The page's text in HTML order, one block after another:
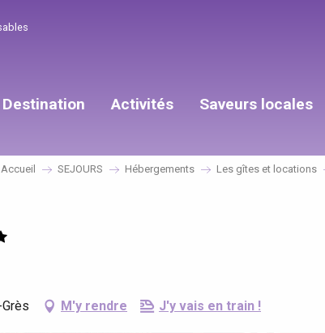
Destination Activités Saveurs locales
Accueil SEJOURS Hébergements Les gîtes et locations
M'y rendre J'y vais en train !